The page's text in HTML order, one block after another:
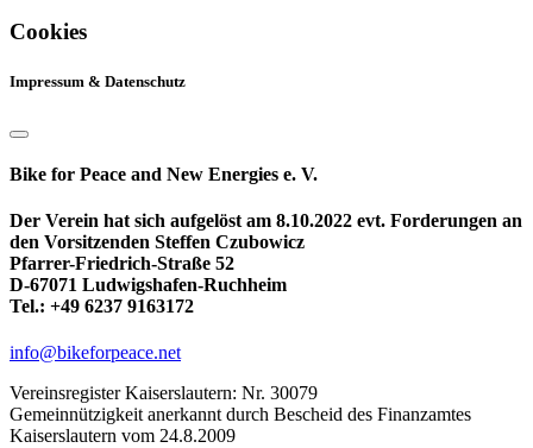
Cookies
Impressum & Datenschutz
Bike for Peace and New Energies e. V.
Der Verein hat sich aufgelöst am 8.10.2022 evt. Forderungen an
den Vorsitzenden Steffen Czubowicz
Pfarrer-Friedrich-Straße 52
D-67071 Ludwigshafen-Ruchheim
Tel.: +49 6237 9163172
info@bikeforpeace.net
Vereinsregister Kaiserslautern: Nr. 30079
Gemeinnützigkeit anerkannt durch Bescheid des Finanzamtes
Kaiserslautern vom 24.8.2009